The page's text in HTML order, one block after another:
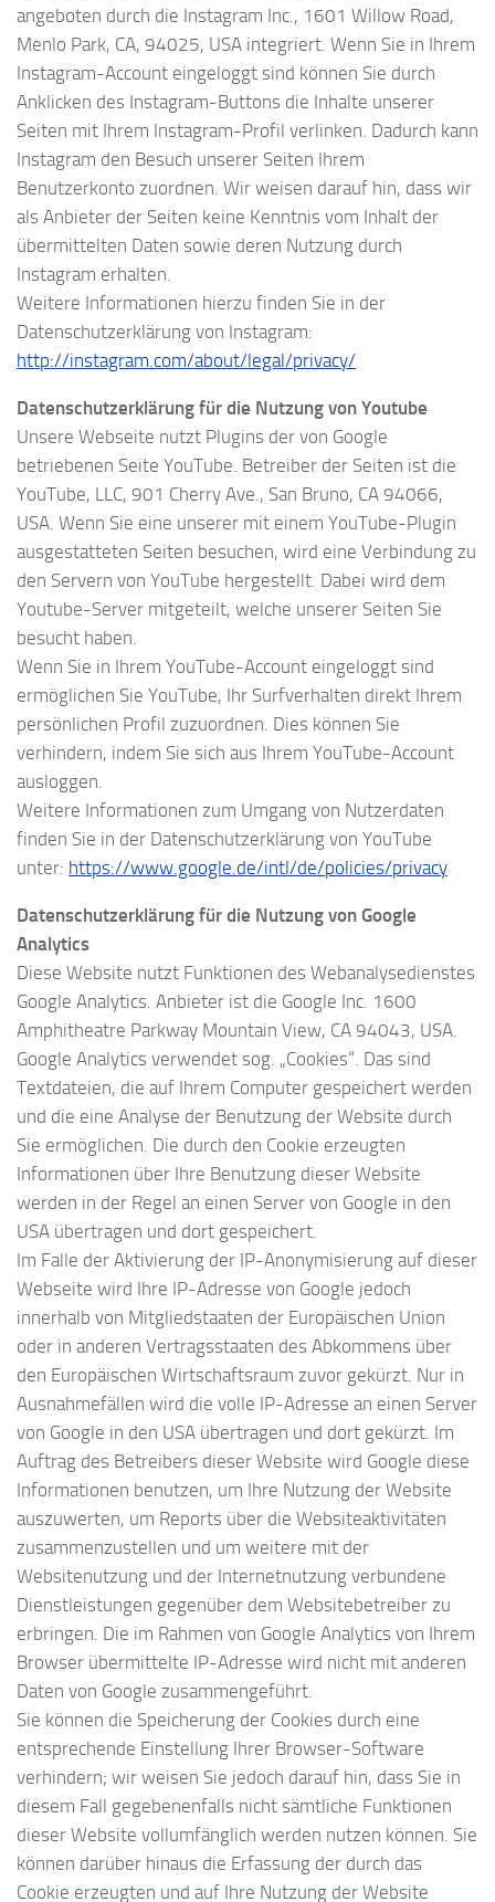
angeboten durch die Instagram Inc., 1601 Willow Road,
Menlo Park, CA, 94025, USA integriert. Wenn Sie in Ihrem
Instagram-Account eingeloggt sind können Sie durch
Anklicken des Instagram-Buttons die Inhalte unserer
Seiten mit Ihrem Instagram-Profil verlinken. Dadurch kann
Instagram den Besuch unserer Seiten Ihrem
Benutzerkonto zuordnen. Wir weisen darauf hin, dass wir
als Anbieter der Seiten keine Kenntnis vom Inhalt der
übermittelten Daten sowie deren Nutzung durch
Instagram erhalten.
Weitere Informationen hierzu finden Sie in der
Datenschutzerklärung von Instagram:
http://instagram.com/about/legal/privacy/
Datenschutzerklärung für die Nutzung von Youtube
Unsere Webseite nutzt Plugins der von Google
betriebenen Seite YouTube. Betreiber der Seiten ist die
YouTube, LLC, 901 Cherry Ave., San Bruno, CA 94066,
USA. Wenn Sie eine unserer mit einem YouTube-Plugin
ausgestatteten Seiten besuchen, wird eine Verbindung zu
den Servern von YouTube hergestellt. Dabei wird dem
Youtube-Server mitgeteilt, welche unserer Seiten Sie
besucht haben.
Wenn Sie in Ihrem YouTube-Account eingeloggt sind
ermöglichen Sie YouTube, Ihr Surfverhalten direkt Ihrem
persönlichen Profil zuzuordnen. Dies können Sie
verhindern, indem Sie sich aus Ihrem YouTube-Account
ausloggen.
Weitere Informationen zum Umgang von Nutzerdaten
finden Sie in der Datenschutzerklärung von YouTube
unter: https://www.google.de/intl/de/policies/privacy
Datenschutzerklärung für die Nutzung von Google
Analytics
Diese Website nutzt Funktionen des Webanalysedienstes
Google Analytics. Anbieter ist die Google Inc. 1600
Amphitheatre Parkway Mountain View, CA 94043, USA.
Google Analytics verwendet sog. „Cookies“. Das sind
Textdateien, die auf Ihrem Computer gespeichert werden
und die eine Analyse der Benutzung der Website durch
Sie ermöglichen. Die durch den Cookie erzeugten
Informationen über Ihre Benutzung dieser Website
werden in der Regel an einen Server von Google in den
USA übertragen und dort gespeichert.
Im Falle der Aktivierung der IP-Anonymisierung auf dieser
Webseite wird Ihre IP-Adresse von Google jedoch
innerhalb von Mitgliedstaaten der Europäischen Union
oder in anderen Vertragsstaaten des Abkommens über
den Europäischen Wirtschaftsraum zuvor gekürzt. Nur in
Ausnahmefällen wird die volle IP-Adresse an einen Server
von Google in den USA übertragen und dort gekürzt. Im
Auftrag des Betreibers dieser Website wird Google diese
Informationen benutzen, um Ihre Nutzung der Website
auszuwerten, um Reports über die Websiteaktivitäten
zusammenzustellen und um weitere mit der
Websitenutzung und der Internetnutzung verbundene
Dienstleistungen gegenüber dem Websitebetreiber zu
erbringen. Die im Rahmen von Google Analytics von Ihrem
Browser übermittelte IP-Adresse wird nicht mit anderen
Daten von Google zusammengeführt.
Sie können die Speicherung der Cookies durch eine
entsprechende Einstellung Ihrer Browser-Software
verhindern; wir weisen Sie jedoch darauf hin, dass Sie in
diesem Fall gegebenenfalls nicht sämtliche Funktionen
dieser Website vollumfänglich werden nutzen können. Sie
können darüber hinaus die Erfassung der durch das
Cookie erzeugten und auf Ihre Nutzung der Website